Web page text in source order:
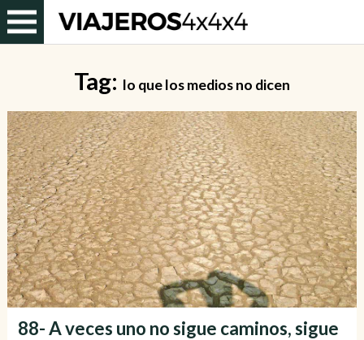
Tag: lo que los medios no dicen
88- A veces uno no sigue caminos, sigue